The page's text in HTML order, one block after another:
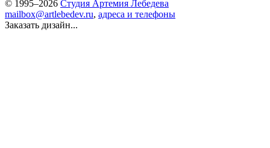
© 1995–2026 Студия Артемия Лебедева
mailbox@artlebedev.ru, адреса и телефоны
Заказать дизайн...